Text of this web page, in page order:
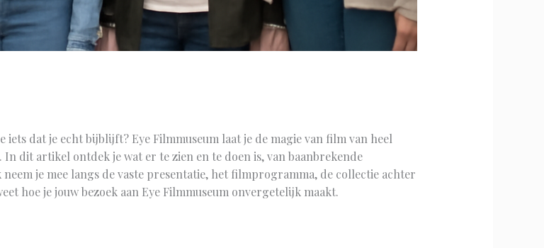
iets dat je echt bijblijft? Eye Filmmuseum laat je de magie van film van heel
dit artikel ontdek je wat er te zien en te doen is, van baanbrekende
je mee langs de vaste presentatie, het filmprogramma, de collectie achter
hoe je jouw bezoek aan Eye Filmmuseum onvergetelijk maakt.